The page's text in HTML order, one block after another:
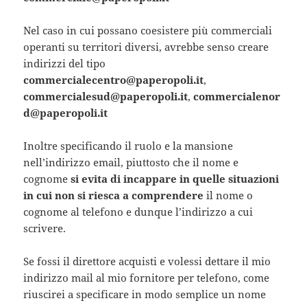
Nel caso in cui possano coesistere più commerciali
operanti su territori diversi, avrebbe senso creare
indirizzi del tipo
commercialecentro@paperopoli.it,
commercialesud@paperopoli.it,commercialenor
d@paperopoli.it
Inoltre specificando il ruolo e la mansione
nell’indirizzo email, piuttosto che il nome e
cognomesi evita di incappare in quelle situazioni
in cui non si riesca a comprendere il nome o
cognome al telefono e dunque l’indirizzo a cui
scrivere.
Se fossi il direttore acquisti e volessi dettare il mio
indirizzo mail al mio fornitore per telefono, come
riuscirei a specificare in modo semplice un nome